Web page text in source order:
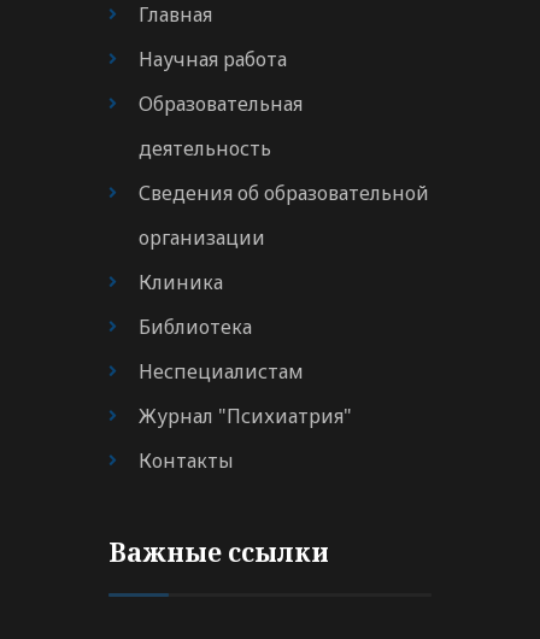
Главная
Научная работа
Образовательная
деятельность
Сведения об образовательной
организации
Клиника
Библиотека
Неспециалистам
Журнал "Психиатрия"
Контакты
Важные ссылки